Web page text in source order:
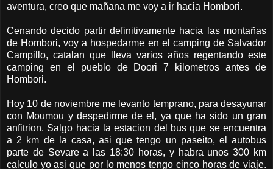
aventura, creo que mañana me voy a ir hacia Hombori.
Cenando decido partir definitivamente hacia las montañas
de Hombori, voy a hospedarme en el camping de Salvador
Campillo, catalan que lleva varios años regentando este
camping en el pueblo de Doori 7 kilometros antes de
Hombori.
Hoy 10 de noviembre me levanto temprano, para desayunar
con Moumou y despedirme de el, ya que ha sido un gran
anfitrion. Salgo hacia la estacion del bus que se encuentra
a 2 km de la casa, asi que tengo un paseito, el autobus
parte de Sevare a las 18:30 horas, y habra unos 300 km
calculo yo asi que por lo menos tengo cinco horas de viaje.